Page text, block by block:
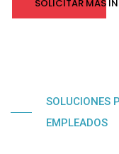
SOLICITAR MÁS
SOLUCIONES
EMPLEADOS